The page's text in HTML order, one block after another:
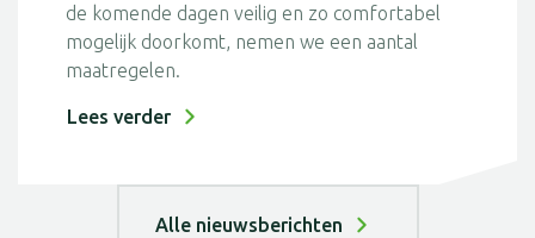
de komende dagen veilig en zo comfortabel
mogelijk doorkomt, nemen we een aantal
maatregelen.
Lees verder
Alle nieuwsberichten